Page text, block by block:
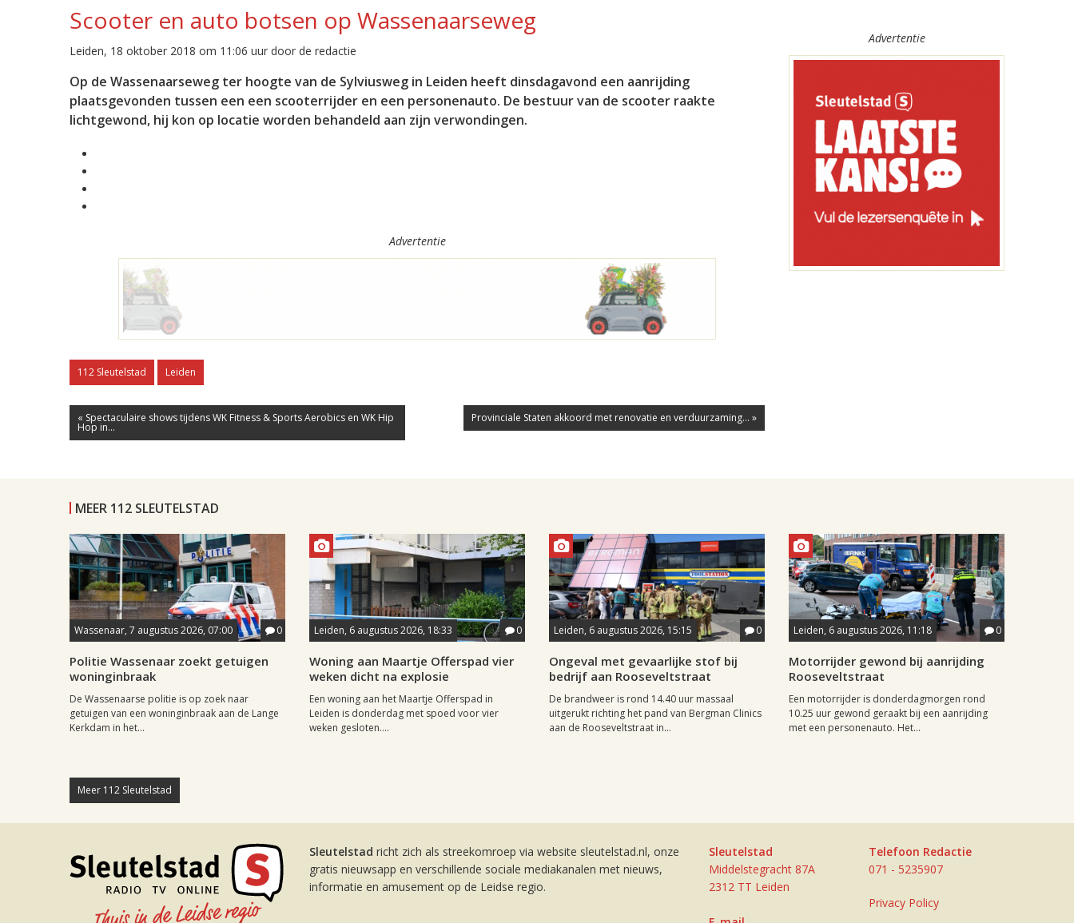
Scooter en auto botsen op Wassenaarseweg
Leiden, 18 oktober 2018 om 11:06 uur door de redactie
Op de Wassenaarseweg ter hoogte van de Sylviusweg in Leiden heeft dinsdagavond een aanrijding
plaatsgevonden tussen een een scooterrijder en een personenauto. De bestuur van de scooter raakte
lichtgewond, hij kon op locatie worden behandeld aan zijn verwondingen.
Advertentie
112 Sleutelstad Leiden
« Spectaculaire shows tijdens WK Fitness & Sports Aerobics en WK Hip
Hop in...
Provinciale Staten akkoord met renovatie en verduurzaming... »
Advertentie
MEER 112 SLEUTELSTAD
Wassenaar, 7 augustus 2026, 07:00 0
Politie Wassenaar zoekt getuigen
woninginbraak
De Wassenaarse politie is op zoek naar
getuigen van een woninginbraak aan de Lange
Kerkdam in het...
Leiden, 6 augustus 2026, 18:33 0
Woning aan Maartje Offerspad vier
weken dicht na explosie
Een woning aan het Maartje Offerspad in
Leiden is donderdag met spoed voor vier
weken gesloten....
Leiden, 6 augustus 2026, 15:15 0
Ongeval met gevaarlijke stof bij
bedrijf aan Rooseveltstraat
De brandweer is rond 14.40 uur massaal
uitgerukt richting het pand van Bergman Clinics
aan de Rooseveltstraat in...
Leiden, 6 augustus 2026, 11:18 0
Motorrijder gewond bij aanrijding
Rooseveltstraat
Een motorrijder is donderdagmorgen rond
10.25 uur gewond geraakt bij een aanrijding
met een personenauto. Het...
Meer 112 Sleutelstad
Sleutelstad richt zich als streekomroep via website sleutelstad.nl, onze
gratis nieuwsapp en verschillende sociale mediakanalen met nieuws,
informatie en amusement op de Leidse regio.
Sleutelstad
Middelstegracht 87A
2312 TT Leiden
Telefoon Redactie
071 - 5235907
Privacy Policy